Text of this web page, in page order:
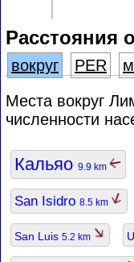
Расстояния
вокруг PER
Места вокруг
численности
Кальяо 9.9 km
San Isidro 8.5 km
San Luis 5.2 km